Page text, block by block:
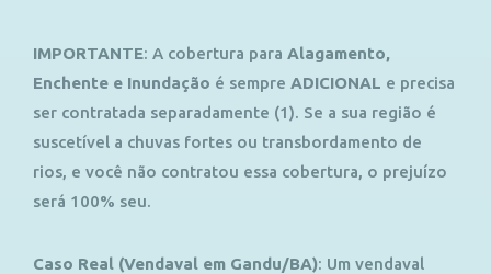
IMPORTANTE: A cobertura para Alagamento,
Enchente e Inundação é sempre ADICIONAL e precisa
ser contratada separadamente (1). Se a sua região é
suscetível a chuvas fortes ou transbordamento de
rios, e você não contratou essa cobertura, o prejuízo
será 100% seu.
Caso Real (Vendaval em Gandu/BA): Um vendaval